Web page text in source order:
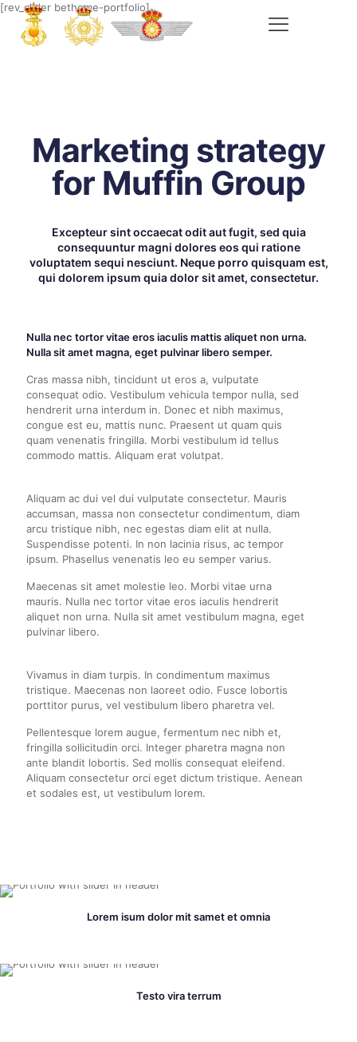
[rev_slider betheme-portfolio]
Marketing strategy
for Muffin Group
Excepteur sint occaecat odit aut fugit, sed quia
consequuntur magni dolores eos qui ratione
voluptatem sequi nesciunt. Neque porro quisquam est,
qui dolorem ipsum quia dolor sit amet, consectetur.
Nulla nec tortor vitae eros iaculis mattis aliquet non urna.
Nulla sit amet magna, eget pulvinar libero semper.
Cras massa nibh, tincidunt ut eros a, vulputate
consequat odio. Vestibulum vehicula tempor nulla, sed
hendrerit urna interdum in. Donec et nibh maximus,
congue est eu, mattis nunc. Praesent ut quam quis
quam venenatis fringilla. Morbi vestibulum id tellus
commodo mattis. Aliquam erat volutpat.
Aliquam ac dui vel dui vulputate consectetur. Mauris
accumsan, massa non consectetur condimentum, diam
arcu tristique nibh, nec egestas diam elit at nulla.
Suspendisse potenti. In non lacinia risus, ac tempor
ipsum. Phasellus venenatis leo eu semper varius.
Maecenas sit amet molestie leo. Morbi vitae urna
mauris. Nulla nec tortor vitae eros iaculis hendrerit
aliquet non urna. Nulla sit amet vestibulum magna, eget
pulvinar libero.
Vivamus in diam turpis. In condimentum maximus
tristique. Maecenas non laoreet odio. Fusce lobortis
porttitor purus, vel vestibulum libero pharetra vel.
Pellentesque lorem augue, fermentum nec nibh et,
fringilla sollicitudin orci. Integer pharetra magna non
ante blandit lobortis. Sed mollis consequat eleifend.
Aliquam consectetur orci eget dictum tristique. Aenean
et sodales est, ut vestibulum lorem.
Lorem isum dolor mit samet et omnia
Testo vira terrum